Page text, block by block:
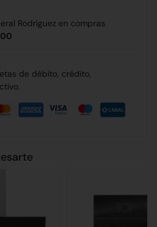
Rodríguez en compras
de débito, crédito,